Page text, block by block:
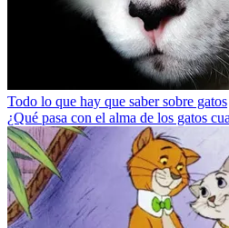
Todo lo que hay que saber sobre gatos
¿Qué pasa con el alma de los gatos